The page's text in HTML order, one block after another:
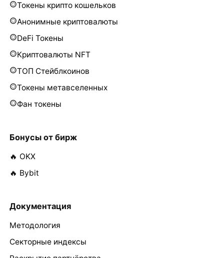
Токены крипто кошельков
Анонимные криптовалюты
DeFi Токены
Криптовалюты NFT
ТОП Стейблкоинов
Токены метавселенных
Фан токены
Бонусы от бирж
🔥 OKX
🔥 Bybit
Документация
Методология
Секторные индексы